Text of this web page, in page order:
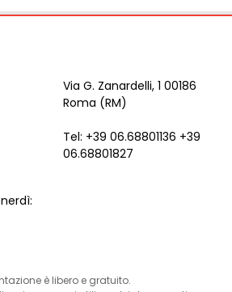
Via G. Zanardelli, 1 00186
Roma (RM)
Tel: +39 06.68801136 +39
06.68801827
è libero e gratuito.